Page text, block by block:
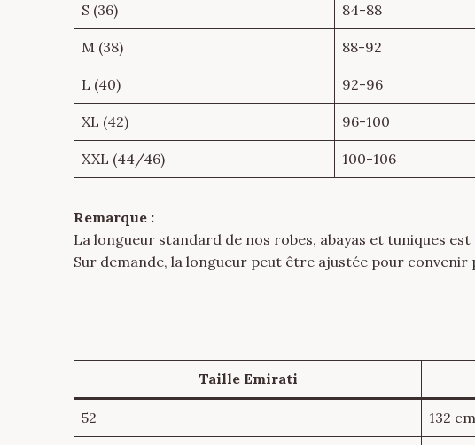
S (36) 84-88
M (38) 88-92
L (40) 92-96
XL (42) 96-100
XXL (44/46) 100-106
Remarque :
La longueur standard de nos robes, abayas et tuniques est
Sur demande, la longueur peut être ajustée pour
Taille Emirati
52 132 cm